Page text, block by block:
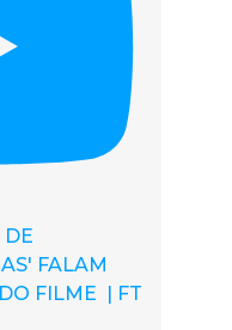
DE
FALAM
FILME | FT